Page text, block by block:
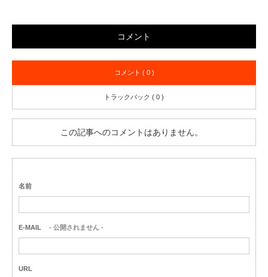
コメント
コメント ( 0 )
トラックバック ( 0 )
この記事へのコメントはありません。
名前
E-MAIL - 公開されません -
URL